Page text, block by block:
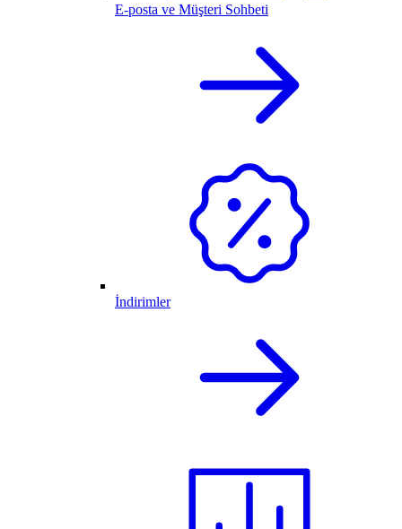
E-posta ve Müşteri Sohbeti
İndirimler